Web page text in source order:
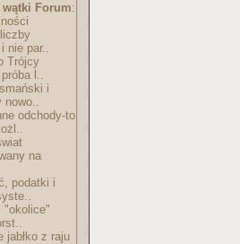
wątki Forum:
nie par..
Trójcy
l..
i
nowo..
odchody-to
na
podatki i
"okolice"
jabłko z raju